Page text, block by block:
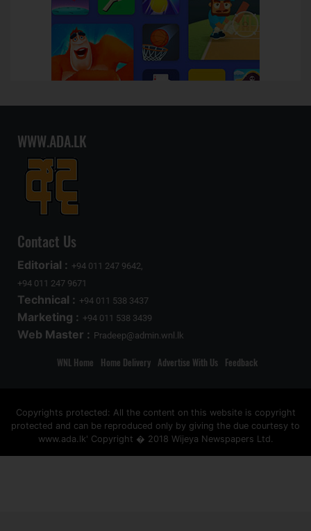
WWW.ADA.LK
Contact Us
Editorial : +94 011 247 9642,
+94 011 247 9671
Technical : +94 011 538 3437
Marketing : +94 011 538 3439
Web Master : Pradeep@admin.wnl.lk
WNL Home Home Delivery Advertise With Us Feedback
Copyrights protected: All the content on this website is copyright
protected and can be reproduced only by giving the due courtesy to
www.ada.lk' Copyright � 2018 Wijeya Newspapers Ltd.